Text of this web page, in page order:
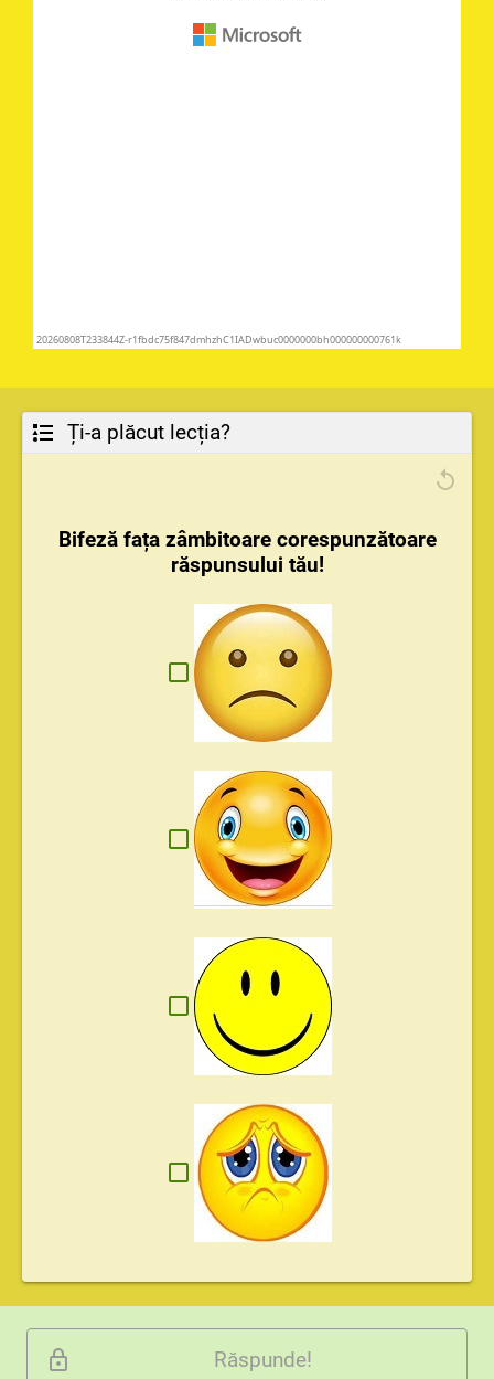
Ți-a plăcut lecția?
Bifeză fața zâmbitoare corespunzătoare
răspunsului tău!
Răspunde!